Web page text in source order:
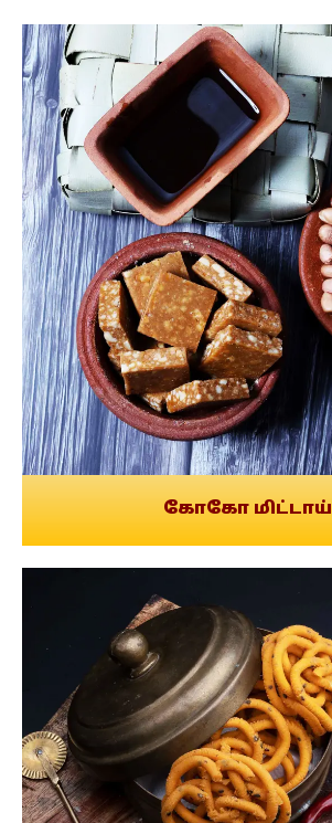
கோகோ மிட்டாய்